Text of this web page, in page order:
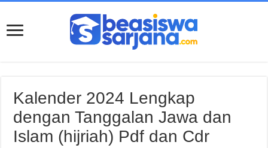
Kalender 2024 Lengkap
dengan Tanggalan Jawa dan
Islam (hijriah) Pdf dan Cdr